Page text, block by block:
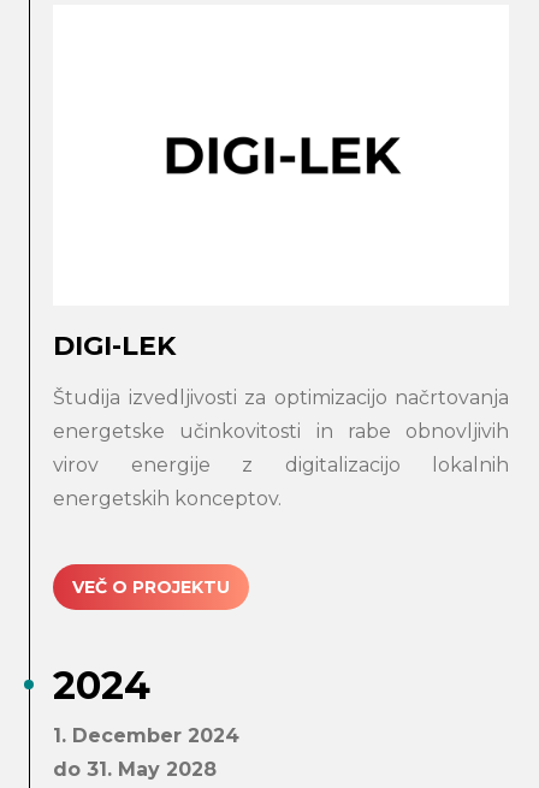
DIGI-LEK
Študija izvedljivosti za optimizacijo načrtovanja
energetske učinkovitosti in rabe obnovljivih
virov energije z digitalizacijo lokalnih
energetskih konceptov.
VEČ O PROJEKTU
2024
1. December 2024
do 31. May 2028